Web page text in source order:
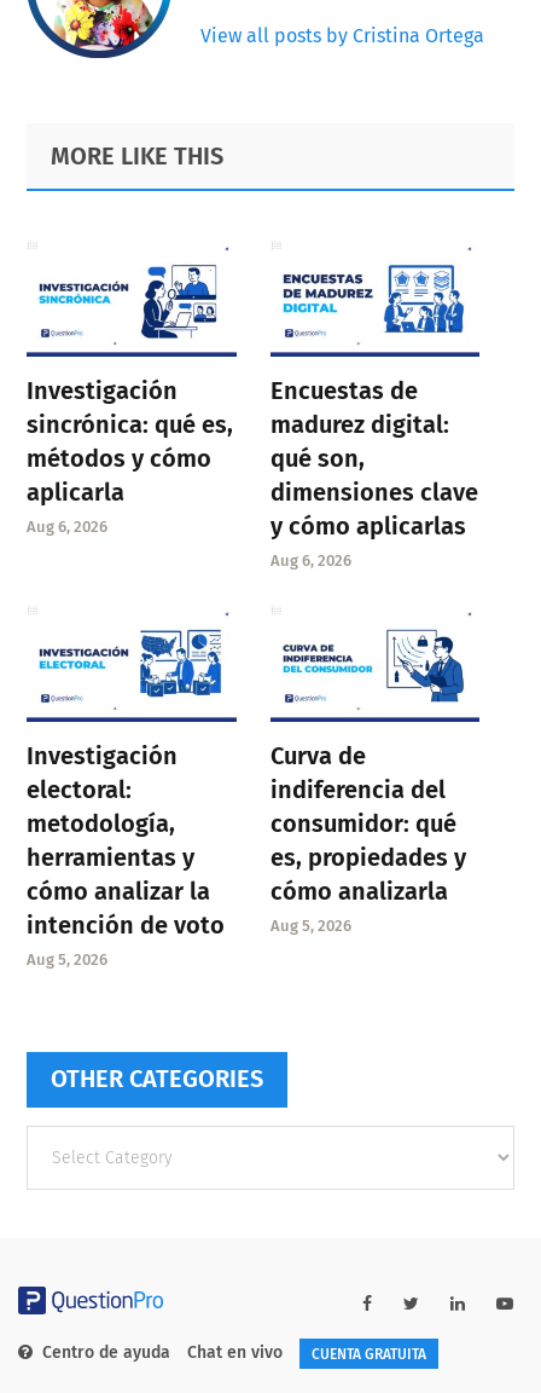
View all posts by Cristina Ortega
Primary
Sidebar
Footer
MORE LIKE THIS
Investigación
sincrónica: qué es,
métodos y cómo
aplicarla
Aug 6, 2026
Encuestas de
madurez digital:
qué son,
dimensiones clave
y cómo aplicarlas
Aug 6, 2026
Investigación
electoral:
metodología,
herramientas y
cómo analizar la
intención de voto
Aug 5, 2026
Curva de
indiferencia del
consumidor: qué
es, propiedades y
cómo analizarla
Aug 5, 2026
OTHER CATEGORIES
categories
Centro de ayuda Chat en vivo CUENTA GRATUITA